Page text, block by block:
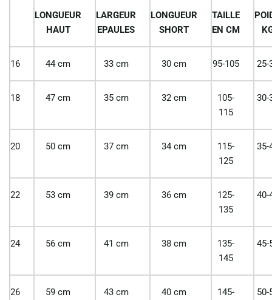
LONGUEUR
HAUT
LARGEUR
EPAULES
LONGUEUR
SHORT
TAILLE
EN CM
16 44 cm 33 cm 30 cm 95-105 25-
18 47 cm 35 cm 32 cm
105-
115
30-
20 50 cm 37 cm 34 cm
115-
125
35-
22 53 cm 39 cm 36 cm
125-
135
40-
24 56 cm 41 cm 38 cm
135-
145
45-
26 59 cm 43 cm 40 cm
145-
50-